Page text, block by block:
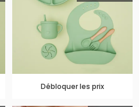
Débloquer les prix